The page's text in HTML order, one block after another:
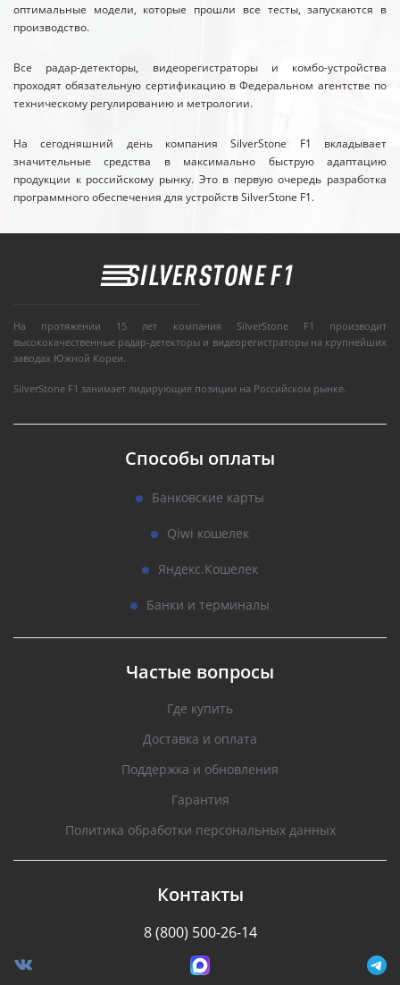
оптимальные модели, которые прошли все тесты, запускаются в
производство.
Все радар-детекторы, видеорегистраторы и комбо-устройства
проходят обязательную сертификацию в Федеральном агентстве по
техническому регулированию и метрологии.
На сегодняшний день компания SilverStone F1 вкладывает
значительные средства в максимально быструю адаптацию
продукции к российскому рынку. Это в первую очередь разработка
программного обеспечения для устройств SilverStone F1.
На протяжении 15 лет компания SilverStone F1 производит
высококачественные радар-детекторы и видеорегистраторы на крупнейших
заводах Южной Кореи.
SilverStone F1 занимает лидирующие позиции на Российском рынке.
Способы оплаты
Банковские карты
Qiwi кошелек
Яндекс.Кошелек
Банки и терминалы
Частые вопросы
Где купить
Доставка и оплата
Поддержка и обновления
Гарантия
Политика обработки персональных данных
Контакты
8 (800) 500-26-14